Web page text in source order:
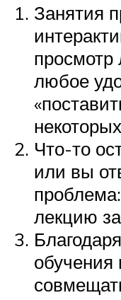
Занятия
просмотр
любое
Что-то
или вы
лекцию
обучения